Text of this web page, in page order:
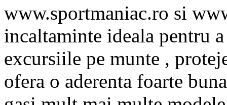
www.sportmaniac.ro si
incaltaminte ideala pentru
excursiile pe munte ,
ofera o aderenta foarte